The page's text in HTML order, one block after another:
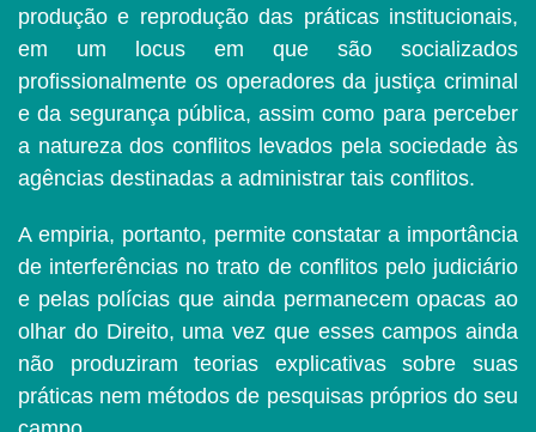
produção e reprodução das práticas institucionais,
em um locus em que são socializados
profissionalmente os operadores da justiça criminal
e da segurança pública, assim como para perceber
a natureza dos conflitos levados pela sociedade às
agências destinadas a administrar tais conflitos.
A empiria, portanto, permite constatar a importância
de interferências no trato de conflitos pelo judiciário
e pelas polícias que ainda permanecem opacas ao
olhar do Direito, uma vez que esses campos ainda
não produziram teorias explicativas sobre suas
práticas nem métodos de pesquisas próprios do seu